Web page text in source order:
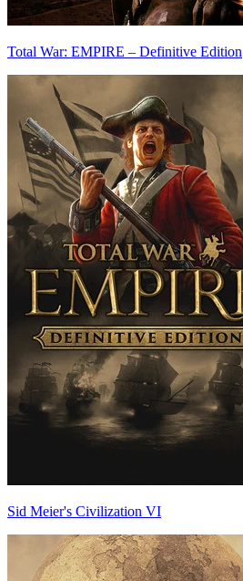
Total War: EMPIRE – Definitive Edition
Sid Meier's Civilization VI